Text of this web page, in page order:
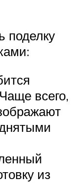
поделку
всего,
из